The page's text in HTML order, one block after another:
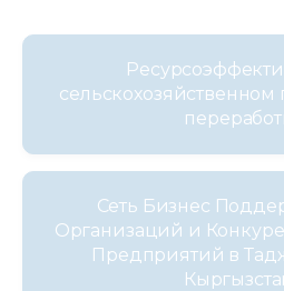
Членство
Медиацентр
Инфоресурсы
Контакты
сельскохозяйственном
Сеть Бизнес
Организаций и
Предприятий в